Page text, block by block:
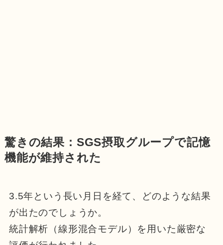
驚きの結果：SGS摂取グループで記憶
機能が維持された
3.5年という長い月日を経て、どのような結果
が出たのでしょうか。
統計解析（線形混合モデル）を用いた厳密な